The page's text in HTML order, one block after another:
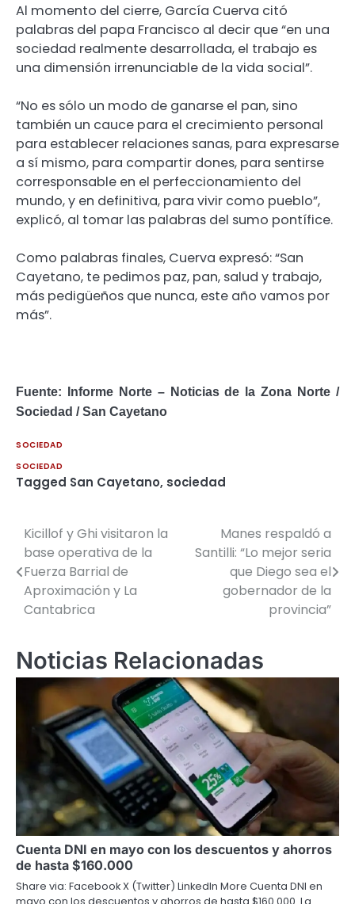
Al momento del cierre, García Cuerva citó
palabras del papa Francisco al decir que “en una
sociedad realmente desarrollada, el trabajo es
una dimensión irrenunciable de la vida social”.
“No es sólo un modo de ganarse el pan, sino
también un cauce para el crecimiento personal
para establecer relaciones sanas, para expresarse
a sí mismo, para compartir dones, para sentirse
corresponsable en el perfeccionamiento del
mundo, y en definitiva, para vivir como pueblo”,
explicó, al tomar las palabras del sumo pontífice.
Como palabras finales, Cuerva expresó: “San
Cayetano, te pedimos paz, pan, salud y trabajo,
más pedigüeños que nunca, este año vamos por
más”.
Fuente: Informe Norte – Noticias de la Zona Norte /
Sociedad / San Cayetano
SOCIEDAD
SOCIEDAD
Tagged San Cayetano, sociedad
Navegación
de
entradas
Kicillof y Ghi visitaron la
base operativa de la
Fuerza Barrial de
Aproximación y La
Cantabrica
Manes respaldó a
Santilli: “Lo mejor seria
que Diego sea el
gobernador de la
provincia”
Noticias Relacionadas
Cuenta DNI en mayo con los descuentos y ahorros
de hasta $160.000
Share via: Facebook X (Twitter) LinkedIn More Cuenta DNI en